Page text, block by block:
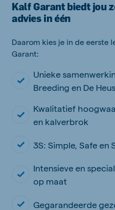
Kalf Garant biedt jou
advies in één
Daarom kies je in de eerste
Garant:
Unieke
Breeding en De Heus
Kwalitatief
en kalverbrok
3S: Simple, Safe en
Intensieve en
op maat
Gegarandeerde